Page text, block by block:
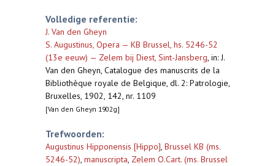
Volledige referentie:
J. Van den Gheyn
S. Augustinus, Opera — KB Brussel, hs. 5246-52
(13e eeuw) — Zelem bij Diest, Sint-Jansberg, in: J.
Van den Gheyn, Catalogue des manuscrits de la
Bibliothèque royale de Belgique, dl. 2: Patrologie,
Bruxelles, 1902, 142, nr. 1109
[Van den Gheyn 1902g]
Trefwoorden:
Augustinus Hipponensis [Hippo], Brussel KB (ms.
5246-52), manuscripta, Zelem O.Cart. (ms. Brussel